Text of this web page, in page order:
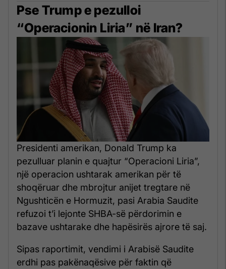
Pse Trump e pezulloi
“Operacionin Liria” në Iran?
Presidenti amerikan, Donald Trump ka
pezulluar planin e quajtur “Operacioni Liria”,
një operacion ushtarak amerikan për të
shoqëruar dhe mbrojtur anijet tregtare në
Ngushticën e Hormuzit, pasi Arabia Saudite
refuzoi t’i lejonte SHBA-së përdorimin e
bazave ushtarake dhe hapësirës ajrore të saj.
Sipas raportimit, vendimi i Arabisë Saudite
erdhi pas pakënaqësive për faktin që